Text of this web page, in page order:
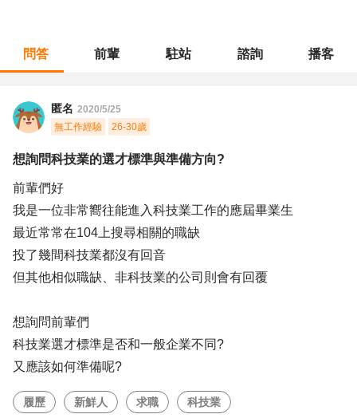
問答 前輩 駐站 諮詢 播客
匿名 2020/5/25
無工作經驗
26-30歲
想詢問科技業的選才標準與準備方向?
前輩們好
我是一位非常嚮往能進入科技業工作的應屆畢業生
最近常常在104上搜尋相關的職缺
投了幾間科技業都沒有回音
但其他相似職缺、非科技業的公司則會有回覆
想詢問前輩們
科技業選才標準是否和一般企業不同?
又應該如何準備呢?
履歷 新鮮人 求職 科技業